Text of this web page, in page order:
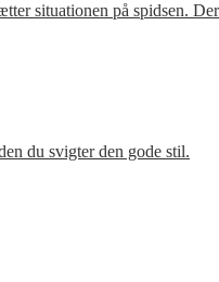
situationen på spidsen.
du svigter den gode stil.